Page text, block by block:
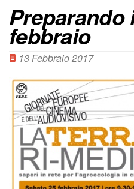
Preparando
febbraio
13 Febbraio 2017